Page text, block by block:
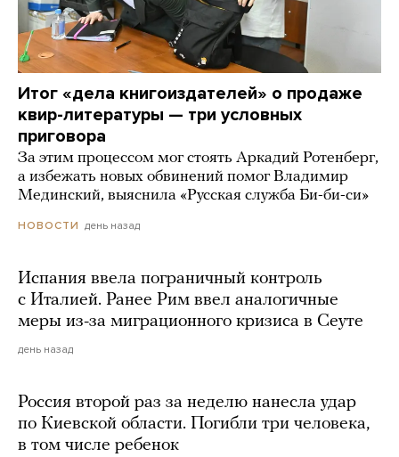
Итог «дела книгоиздателей» о продаже
квир-литературы — три условных
приговора
За этим процессом мог стоять Аркадий Ротенберг,
а избежать новых обвинений помог Владимир
Мединский, выяснила «Русская служба Би-би-си»
НОВОСТИ день назад
Испания ввела пограничный контроль
с Италией. Ранее Рим ввел аналогичные
меры из-за миграционного кризиса в Сеуте
день назад
Россия второй раз за неделю нанесла удар
по Киевской области. Погибли три человека,
в том числе ребенок